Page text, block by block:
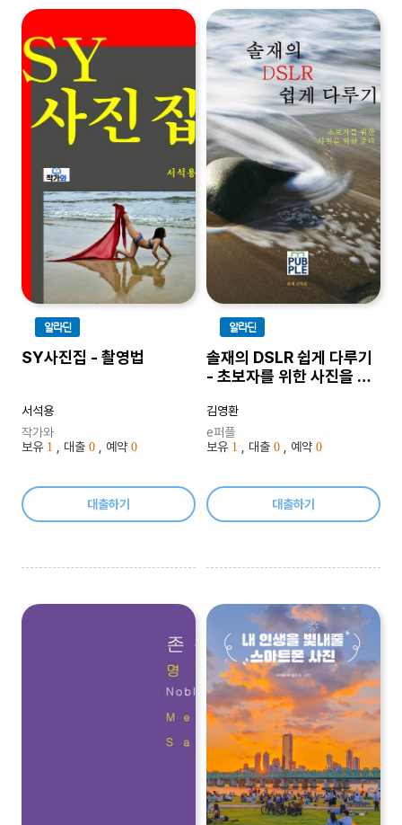
알라딘
SY사진집 - 촬영법
서석용
작가와
보유 1 , 대출 0 , 예약 0
대출하기
알라딘
솔재의 DSLR 쉽게 다루기
- 초보자를 위한 사진을 위
김영환
e퍼플
보유 1 , 대출 0 , 예약 0
대출하기